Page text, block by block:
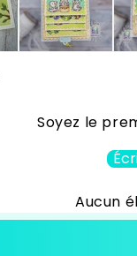
Soyez le
Aucun